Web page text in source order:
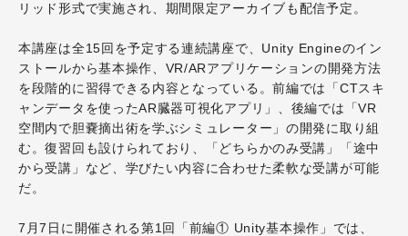
リッド形式で実施され、期間限定アーカイブも配信予定。
本講座は全15回を予定する連続講座で、Unity Engineのイン
ストールから基本操作、VR/ARアプリケーションの開発方法
を段階的に習得できる内容となっている。前編では「CTスキ
ャンデータを使ったAR臓器可視化アプリ」、後編では「VR
空間内で胆嚢摘出術を学ぶシミュレーター」の開発に取り組
む。復習回も設けられており、「どちらかのみ受講」「途中
から受講」など、学びたい内容に合わせた柔軟な受講が可能
だ。
7月7日に開催される第1回「前編① Unity基本操作」では、